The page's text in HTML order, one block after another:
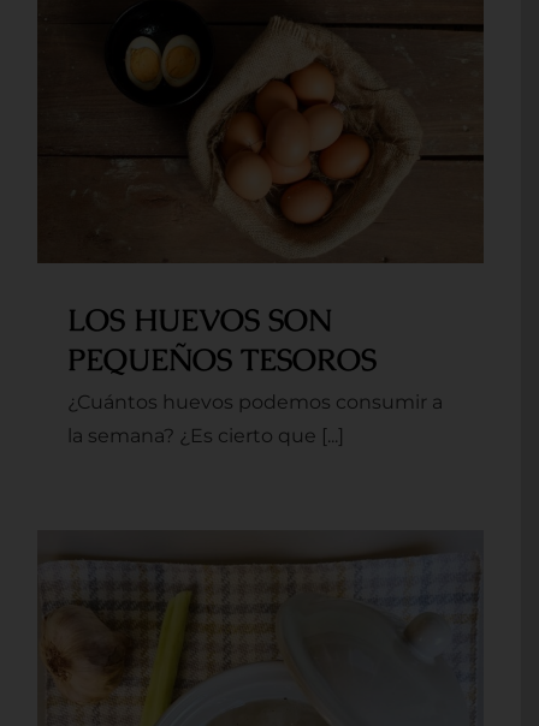
LOS HUEVOS SON
PEQUEÑOS TESOROS
LOS HUEVOS SON
PEQUEÑOS TESOROS
¿Cuántos huevos podemos consumir a
la semana? ¿Es cierto que [...]